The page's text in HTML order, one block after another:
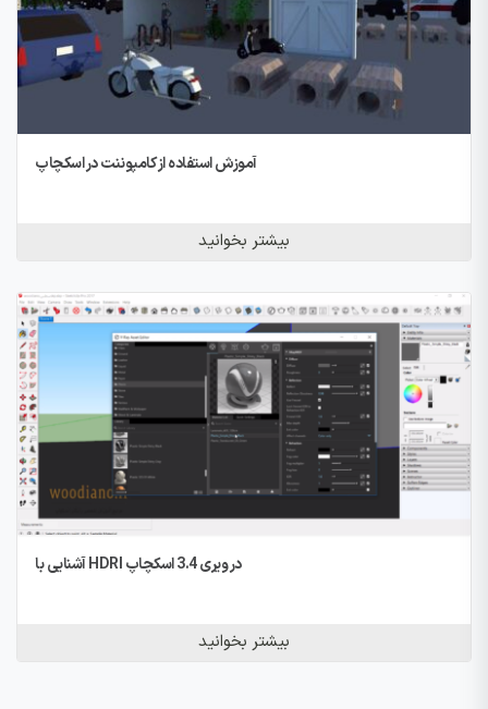
آموزش استفاده از کامپوننت در اسکچاپ
بیشتر بخوانید
آشنایی با HDRI در ویری 3.4 اسکچاپ
بیشتر بخوانید